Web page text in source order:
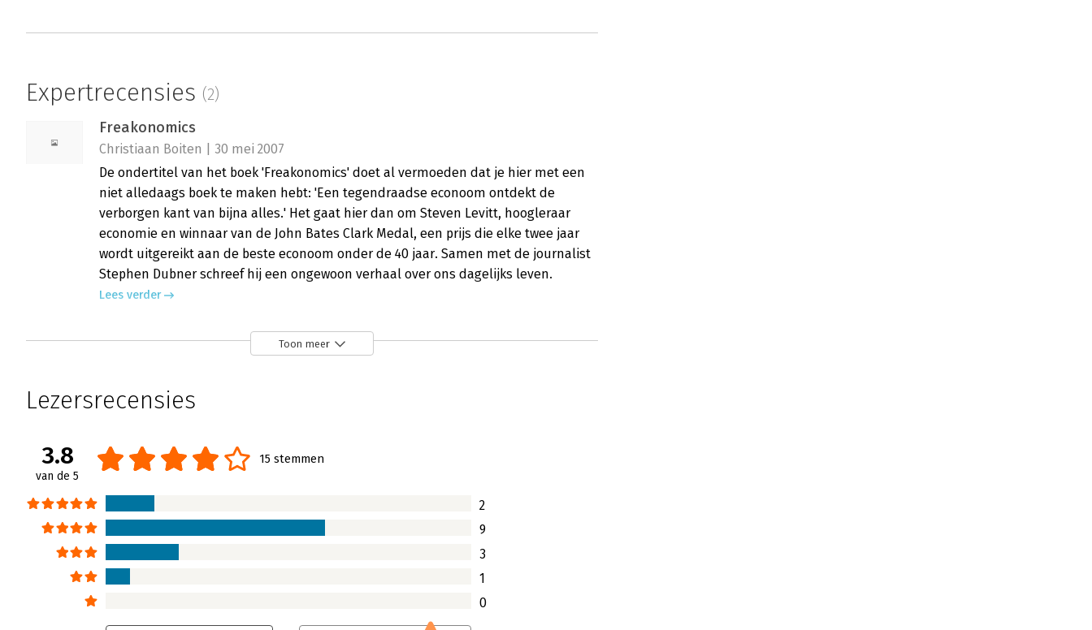
Expertrecensies (2)
Freakonomics
Christiaan Boiten | 30 mei 2007
De ondertitel van het boek 'Freakonomics' doet al vermoeden dat je hier met een
niet alledaags boek te maken hebt: 'Een tegendraadse econoom ontdekt de
verborgen kant van bijna alles.' Het gaat hier dan om Steven Levitt, hoogleraar
economie en winnaar van de John Bates Clark Medal, een prijs die elke twee jaar
wordt uitgereikt aan de beste econoom onder de 40 jaar. Samen met de journalist
Stephen Dubner schreef hij een ongewoon verhaal over ons dagelijks leven.
Lees verder
Op de voorkant van 'Freakonomics' staat een aantal vragen waarbij op zijn minst je
gemeen?' Of; 'wat is gevaarlijker een zwembad of een pistool?' Deze klinkt al wat
eenvoudiger maar de derde vraag is zelfs grappig: 'waarom wonen drugdealers
Toon meer
Lezersrecensies
3.8
van de 5
15 stemmen
2
9
3
1
0